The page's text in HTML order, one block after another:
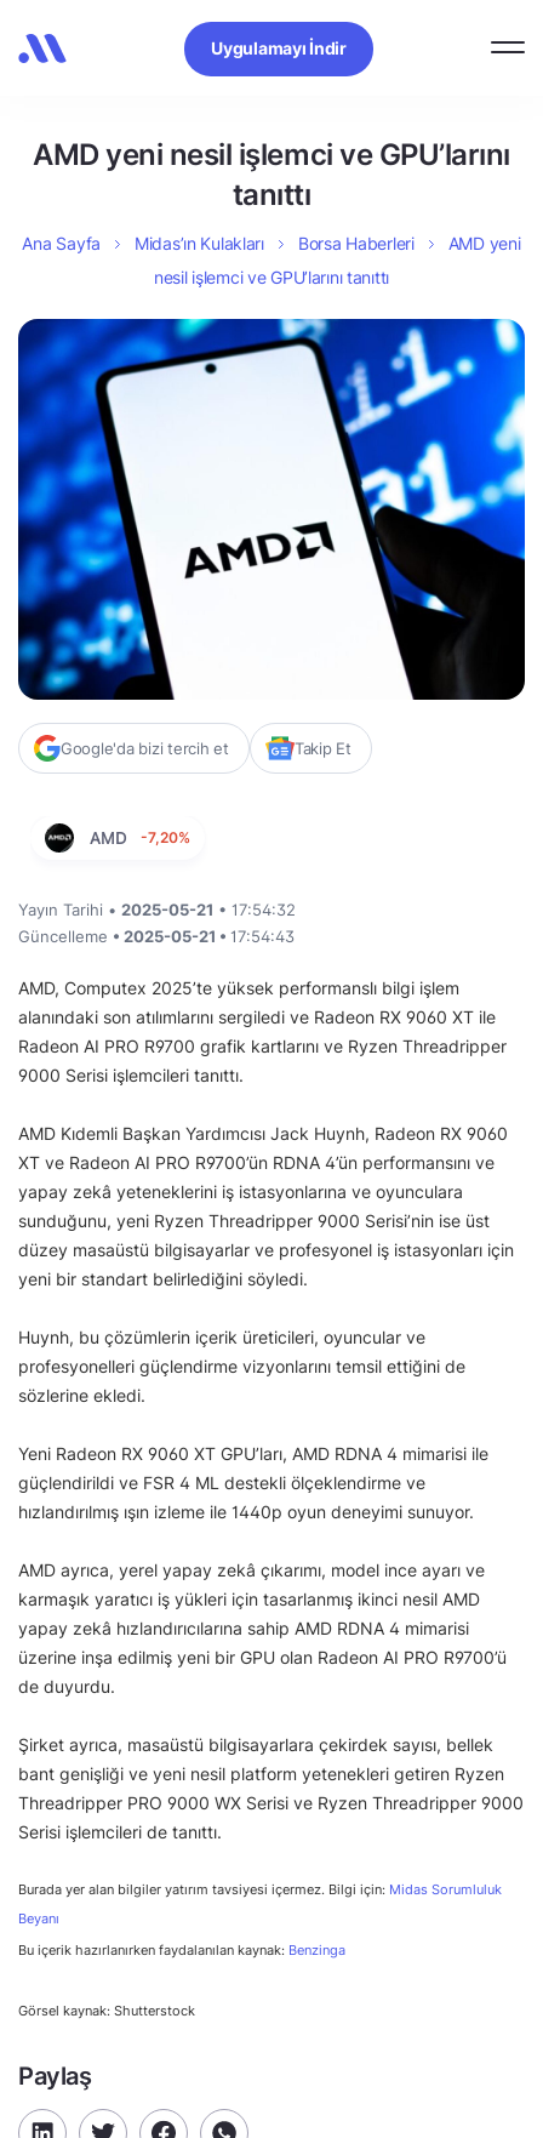
Uygulamayı İndir
AMD yeni nesil işlemci ve GPU’larını
tanıttı
Ana Sayfa Midas’ın Kulakları Borsa Haberleri
AMD yeni
nesil işlemci ve GPU’larını tanıttı
Google'da bizi tercih et Takip Et
AMD -7,20%
Yayın Tarihi • 2025-05-21 • 17:54:32
Güncelleme • 2025-05-21 • 17:54:43
AMD, Computex 2025’te yüksek performanslı bilgi işlem
alanındaki son atılımlarını sergiledi ve Radeon RX 9060 XT ile
Radeon AI PRO R9700 grafik kartlarını ve Ryzen Threadripper
9000 Serisi işlemcileri tanıttı.
AMD Kıdemli Başkan Yardımcısı Jack Huynh, Radeon RX 9060
XT ve Radeon AI PRO R9700’ün RDNA 4’ün performansını ve
yapay zekâ yeteneklerini iş istasyonlarına ve oyunculara
sunduğunu, yeni Ryzen Threadripper 9000 Serisi’nin ise üst
düzey masaüstü bilgisayarlar ve profesyonel iş istasyonları için
yeni bir standart belirlediğini söyledi.
Huynh, bu çözümlerin içerik üreticileri, oyuncular ve
profesyonelleri güçlendirme vizyonlarını temsil ettiğini de
sözlerine ekledi.
Yeni Radeon RX 9060 XT GPU’ları, AMD RDNA 4 mimarisi ile
güçlendirildi ve FSR 4 ML destekli ölçeklendirme ve
hızlandırılmış ışın izleme ile 1440p oyun deneyimi sunuyor.
AMD ayrıca, yerel yapay zekâ çıkarımı, model ince ayarı ve
karmaşık yaratıcı iş yükleri için tasarlanmış ikinci nesil AMD
yapay zekâ hızlandırıcılarına sahip AMD RDNA 4 mimarisi
üzerine inşa edilmiş yeni bir GPU olan Radeon AI PRO R9700’ü
de duyurdu.
Şirket ayrıca, masaüstü bilgisayarlara çekirdek sayısı, bellek
bant genişliği ve yeni nesil platform yetenekleri getiren Ryzen
Threadripper PRO 9000 WX Serisi ve Ryzen Threadripper 9000
Serisi işlemcileri de tanıttı.
Burada yer alan bilgiler yatırım tavsiyesi içermez. Bilgi için: Midas Sorumluluk
Beyanı
Bu içerik hazırlanırken faydalanılan kaynak: Benzinga
Görsel kaynak: Shutterstock
Paylaş